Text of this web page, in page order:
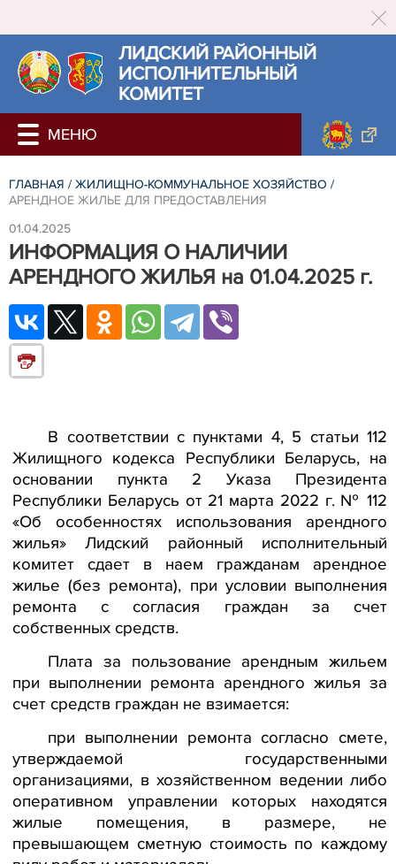
ЛИДСКИЙ РАЙОННЫЙ
ИСПОЛНИТЕЛЬНЫЙ
КОМИТЕТ
ГЛАВНАЯ / ЖИЛИЩНО-КОММУНАЛЬНОЕ ХОЗЯЙСТВО /
АРЕНДНОЕ ЖИЛЬЕ ДЛЯ ПРЕДОСТАВЛЕНИЯ
01.04.2025
ИНФОРМАЦИЯ О НАЛИЧИИ
АРЕНДНОГО ЖИЛЬЯ на 01.04.2025 г.
В соответствии с пунктами 4, 5 статьи 112
Жилищного кодекса Республики Беларусь, на
основании пункта 2 Указа Президента
Республики Беларусь от 21 марта 2022 г. № 112
«Об особенностях использования арендного
жилья» Лидский районный исполнительный
комитет сдает в наем гражданам арендное
жилье (без ремонта), при условии выполнения
ремонта с согласия граждан за счет
собственных средств.
Плата за пользование арендным жильем
при выполнении ремонта арендного жилья за
счет средств граждан не взимается:
при выполнении ремонта согласно смете,
утверждаемой государственными
организациями, в хозяйственном ведении либо
оперативном управлении которых находятся
жилые помещения, в размере, не
превышающем сметную стоимость по каждому